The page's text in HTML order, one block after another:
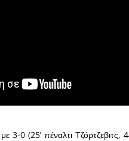
3-0 (25’ πέναλτι Τζόρτζεβιτς,